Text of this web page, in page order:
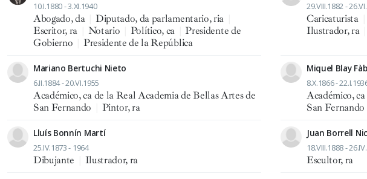
10.I.1880 - 3.XI.1940
Abogado, da Diputado, da parlamentario, ria
Escritor, ra
Notario Político, ca
Presidente de
Gobierno
Presidente de la República
29.VIII.1882 -
Caricaturista
Ilustrador, ra
Mariano Bertuchi Nieto
6.II.1884 - 20.VI.1955
Académico, ca de la Real Academia de Bellas Artes de
San Fernando
Pintor, ra
Miquel Blay
8.X.1866 -
Académico,
San Fernando
Lluís Bonnín Martí
25.IV.1873 - 1964
Dibujante Ilustrador, ra
Juan Borrell
18.VIII.1888 -
Escultor, ra